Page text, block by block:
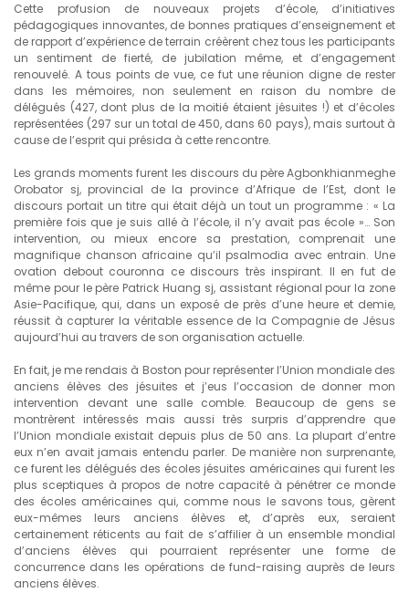
Cette profusion de nouveaux projets d’école, d’initiatives
pédagogiques innovantes, de bonnes pratiques d’enseignement et
de rapport d’expérience de terrain créèrent chez tous les participants
un sentiment de fierté, de jubilation même, et d’engagement
renouvelé. A tous points de vue, ce fut une réunion digne de rester
dans les mémoires, non seulement en raison du nombre de
délégués (427, dont plus de la moitié étaient jésuites !) et d’écoles
représentées (297 sur un total de 450, dans 60 pays), mais surtout à
cause de l’esprit qui présida à cette rencontre.
Les grands moments furent les discours du père Agbonkhianmeghe
Orobator sj, provincial de la province d’Afrique de l’Est, dont le
discours portait un titre qui était déjà un tout un programme : « La
première fois que je suis allé à l’école, il n’y avait pas école »… Son
intervention, ou mieux encore sa prestation, comprenait une
magnifique chanson africaine qu’il psalmodia avec entrain. Une
ovation debout couronna ce discours très inspirant. Il en fut de
même pour le père Patrick Huang sj, assistant régional pour la zone
Asie-Pacifique, qui, dans un exposé de près d’une heure et demie,
réussit à capturer la véritable essence de la Compagnie de Jésus
aujourd’hui au travers de son organisation actuelle.
En fait, je me rendais à Boston pour représenter l’Union mondiale des
anciens élèves des jésuites et j’eus l’occasion de donner mon
intervention devant une salle comble. Beaucoup de gens se
montrèrent intéressés mais aussi très surpris d’apprendre que
l’Union mondiale existait depuis plus de 50 ans. La plupart d’entre
eux n’en avait jamais entendu parler. De manière non surprenante,
ce furent les délégués des écoles jésuites américaines qui furent les
plus sceptiques à propos de notre capacité à pénétrer ce monde
des écoles américaines qui, comme nous le savons tous, gèrent
eux-mêmes leurs anciens élèves et, d’après eux, seraient
certainement réticents au fait de s’affilier à un ensemble mondial
d’anciens élèves qui pourraient représenter une forme de
concurrence dans les opérations de fund-raising auprès de leurs
anciens élèves.